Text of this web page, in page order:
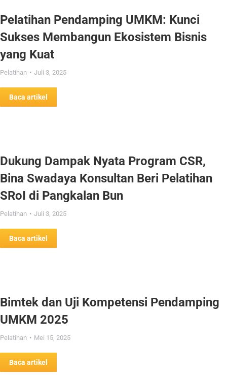
Pelatihan Pendamping UMKM: Kunci
Sukses Membangun Ekosistem Bisnis
yang Kuat
Pelatihan Juli 3, 2025
Baca artikel
Dukung Dampak Nyata Program CSR,
Bina Swadaya Konsultan Beri Pelatihan
SRoI di Pangkalan Bun
Pelatihan Juli 3, 2025
Baca artikel
Bimtek dan Uji Kompetensi Pendamping
UMKM 2025
Pelatihan Mei 15, 2025
Baca artikel